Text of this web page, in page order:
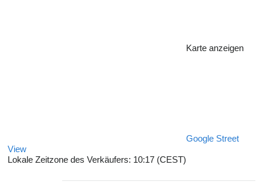
Karte anzeigen
Google Street
View
Lokale Zeitzone des Verkäufers: 10:17 (CEST)